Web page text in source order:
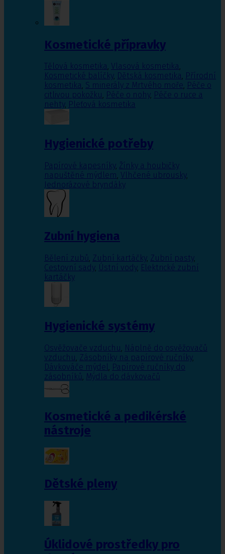
Kosmetické přípravky
Tělová kosmetika, Vlasová kosmetika,
Kosmetické balíčky, Dětská kosmetika, Přírodní
kosmetika, S minerály z Mrtvého moře, Péče o
citlivou pokožku, Péče o nohy, Péče o ruce a
nehty, Pleťová kosmetika
Hygienické potřeby
Papírové kapesníky, Žínky a houbičky
napuštěné mýdlem, Vlhčené ubrousky,
Jednorázové bryndáky
Zubní hygiena
Bělení zubů, Zubní kartáčky, Zubní pasty,
Cestovní sady, Ústní vody, Elektrické zubní
kartáčky
Hygienické systémy
Osvěžovače vzduchu, Náplně do osvěžovačů
vzduchu, Zásobníky na papírové ručníky,
Dávkováče mýdel, Papírové ručníky do
zásobníků, Mýdla do dávkovačů
Kosmetické a pedikérské
nástroje
Dětské pleny
Úklidové prostředky pro